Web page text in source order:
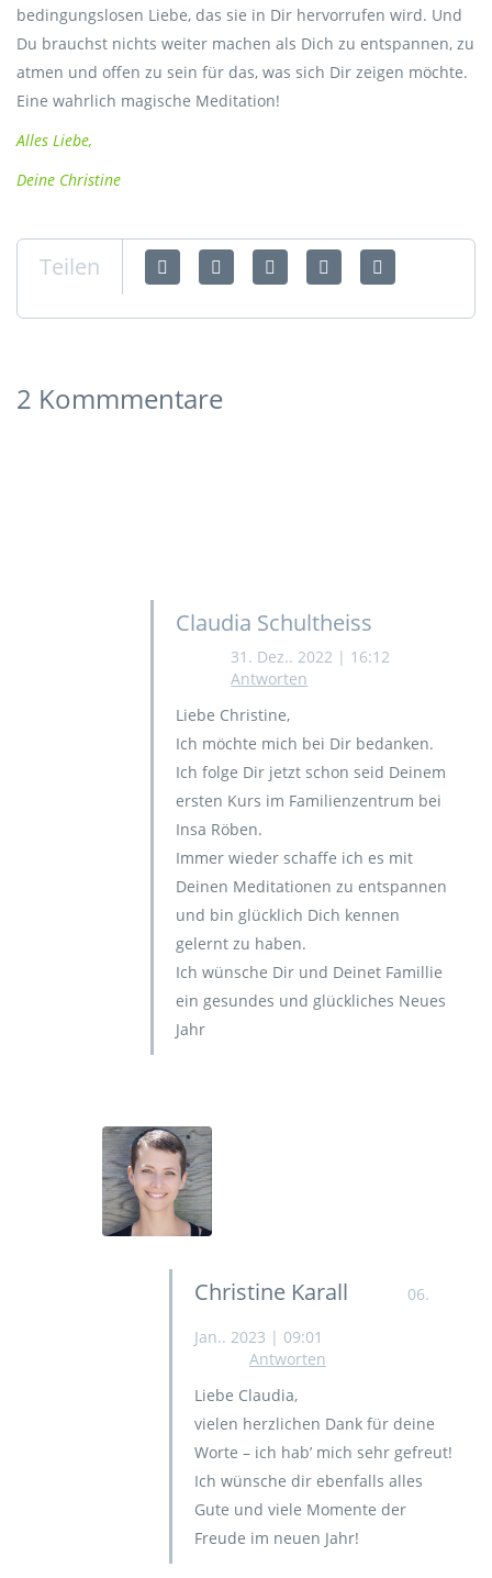
bedingungslosen Liebe, das sie in Dir hervorrufen wird. Und
Du brauchst nichts weiter machen als Dich zu entspannen, zu
atmen und offen zu sein für das, was sich Dir zeigen möchte.
Eine wahrlich magische Meditation!
Alles Liebe,
Deine Christine
Teilen
2 Kommmentare
Claudia Schultheiss
31. Dez.. 2022 | 16:12
Antworten
Liebe Christine,
Ich möchte mich bei Dir bedanken.
Ich folge Dir jetzt schon seid Deinem
ersten Kurs im Familienzentrum bei
Insa Röben.
Immer wieder schaffe ich es mit
Deinen Meditationen zu entspannen
und bin glücklich Dich kennen
gelernt zu haben.
Ich wünsche Dir und Deinet Famillie
ein gesundes und glückliches Neues
Jahr
Christine Karall 06.
Jan.. 2023 | 09:01
Antworten
Liebe Claudia,
vielen herzlichen Dank für deine
Worte – ich hab’ mich sehr gefreut!
Ich wünsche dir ebenfalls alles
Gute und viele Momente der
Freude im neuen Jahr!